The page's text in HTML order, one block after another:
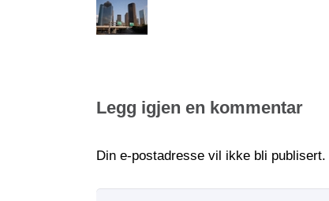
Legg igjen en kommentar
Din e-postadresse vil ikke bli publisert.